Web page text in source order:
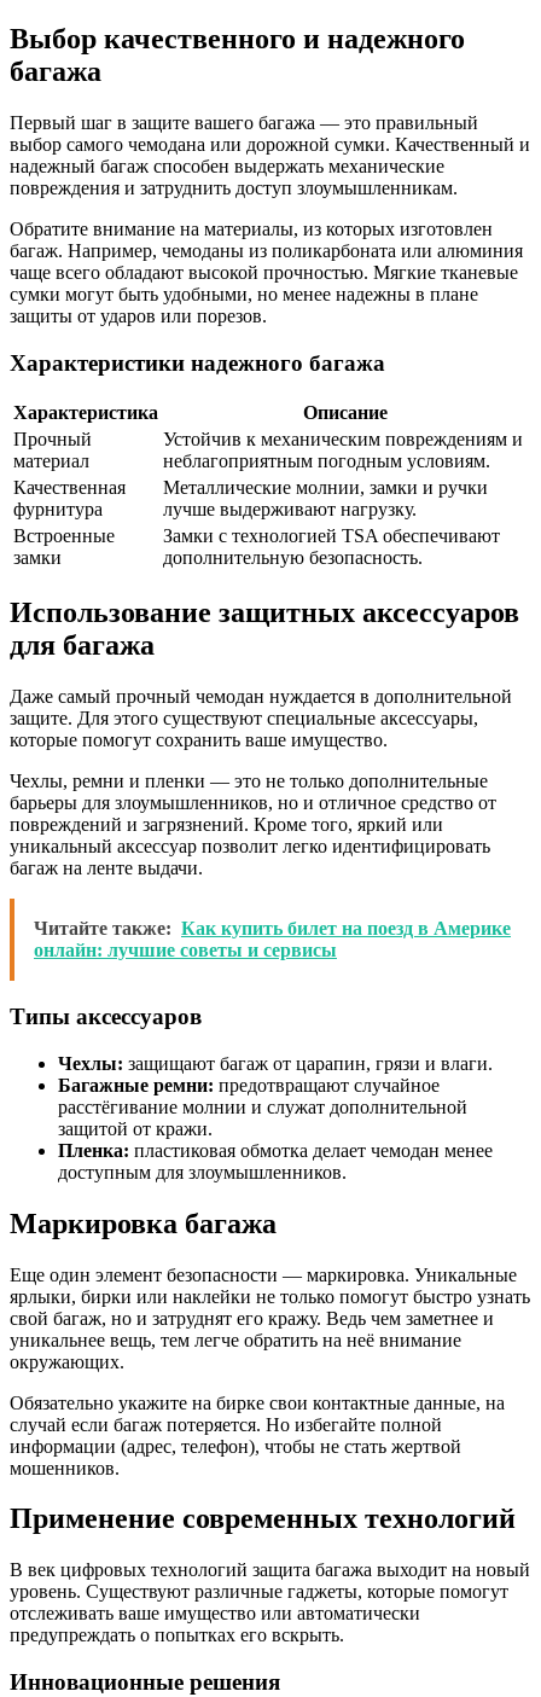
Выбор качественного и надежного
багажа
Первый шаг в защите вашего багажа — это правильный
выбор самого чемодана или дорожной сумки. Качественный и
надежный багаж способен выдержать механические
повреждения и затруднить доступ злоумышленникам.
Обратите внимание на материалы, из которых изготовлен
багаж. Например, чемоданы из поликарбоната или алюминия
чаще всего обладают высокой прочностью. Мягкие тканевые
сумки могут быть удобными, но менее надежны в плане
защиты от ударов или порезов.
Характеристики надежного багажа
Характеристика
Описание
Прочный
материал
Устойчив к механическим повреждениям и
неблагоприятным погодным условиям.
Качественная
фурнитура
Металлические молнии, замки и ручки
лучше выдерживают нагрузку.
Встроенные
замки
Замки с технологией TSA обеспечивают
дополнительную безопасность.
Использование защитных аксессуаров
для багажа
Даже самый прочный чемодан нуждается в дополнительной
защите. Для этого существуют специальные аксессуары,
которые помогут сохранить ваше имущество.
Чехлы, ремни и пленки — это не только дополнительные
барьеры для злоумышленников, но и отличное средство от
повреждений и загрязнений. Кроме того, яркий или
уникальный аксессуар позволит легко идентифицировать
багаж на ленте выдачи.
Читайте также: Как купить билет на поезд в Америке
онлайн: лучшие советы и сервисы
Типы аксессуаров
Чехлы: защищают багаж от царапин, грязи и влаги.
Багажные ремни: предотвращают случайное
расстёгивание молнии и служат дополнительной
защитой от кражи.
Пленка: пластиковая обмотка делает чемодан менее
доступным для злоумышленников.
Маркировка багажа
Еще один элемент безопасности — маркировка. Уникальные
ярлыки, бирки или наклейки не только помогут быстро узнать
свой багаж, но и затруднят его кражу. Ведь чем заметнее и
уникальнее вещь, тем легче обратить на неё внимание
окружающих.
Обязательно укажите на бирке свои контактные данные, на
случай если багаж потеряется. Но избегайте полной
информации (адрес, телефон), чтобы не стать жертвой
мошенников.
Применение современных технологий
В век цифровых технологий защита багажа выходит на новый
уровень. Существуют различные гаджеты, которые помогут
отслеживать ваше имущество или автоматически
предупреждать о попытках его вскрыть.
Инновационные решения